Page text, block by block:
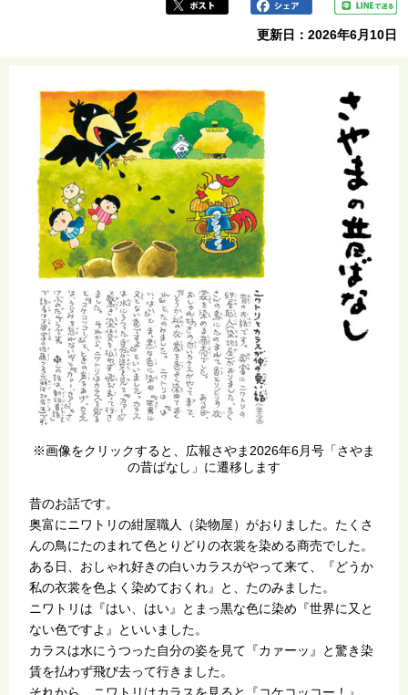
更新日：2026年6月10日
※画像をクリックすると、広報さやま2026年6月号「さやま
の昔ばなし」に遷移します
昔のお話です。
奥富にニワトリの紺屋職人（染物屋）がおりました。たくさ
んの鳥にたのまれて色とりどりの衣裳を染める商売でした。
ある日、おしゃれ好きの白いカラスがやって来て、『どうか
私の衣裳を色よく染めておくれ』と、たのみました。
ニワトリは『はい、はい』とまっ黒な色に染め『世界に又と
ない色ですよ』といいました。
カラスは水にうつった自分の姿を見て『カァーッ』と驚き染
賃を払わず飛び去って行きました。
それから、ニワトリはカラスを見ると『コケコッコー！』